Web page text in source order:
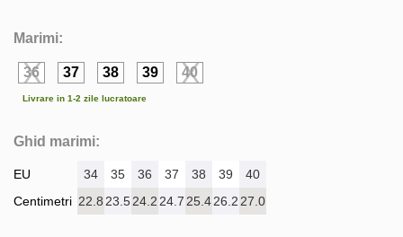
Marimi:
36 37 38 39 40
Livrare in 1-2 zile lucratoare
Ghid marimi:
EU
Centimetri
34 35 36 37 38 39
40
22.8 23.524.2 24.7 25.426.2 27.0